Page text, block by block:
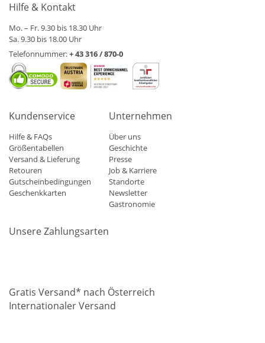
Hilfe & Kontakt
Mo. – Fr. 9.30 bis 18.30 Uhr
Sa. 9.30 bis 18.00 Uhr
Telefonnummer:+ 43 316 / 870-0
Kundenservice
Hilfe & FAQs
Größentabellen
Versand & Lieferung
Retouren
Gutscheinbedingungen
Geschenkkarten
Unternehmen
Über uns
Geschichte
Presse
Job & Karriere
Standorte
Newsletter
Gastronomie
Unsere Zahlungsarten
Gratis Versand* nach Österreich
Internationaler Versand